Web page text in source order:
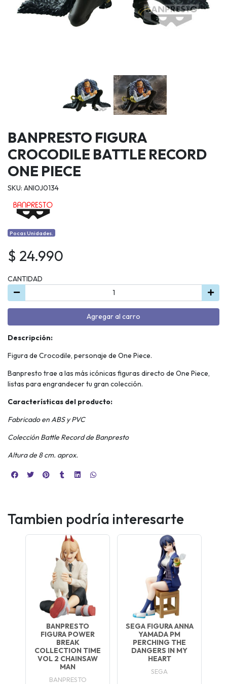
BANPRESTO FIGURA
CROCODILE BATTLE RECORD
ONE PIECE
SKU: ANIOJ0134
Pocas Unidades.
$ 24.990
CANTIDAD
Agregar al carro
Descripción:
Figura de Crocodile, personaje de One Piece.
Banpresto trae a las más icónicas figuras directo de One Piece,
listas para engrandecer tu gran colección.
Características del producto:
Fabricado en ABS y PVC
Colección Battle Record de Banpresto
Altura de 8 cm. aprox.
Tambien podría interesarte
BANPRESTO
FIGURA POWER
BREAK
COLLECTION TIME
VOL 2 CHAINSAW
MAN
BANPRESTO
SEGA FIGURA ANNA
YAMADA PM
PERCHING THE
DANGERS IN MY
HEART
SEGA